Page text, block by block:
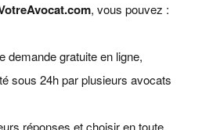
, vous pouvez :
demande gratuite en ligne,
sous 24h par plusieurs avocats